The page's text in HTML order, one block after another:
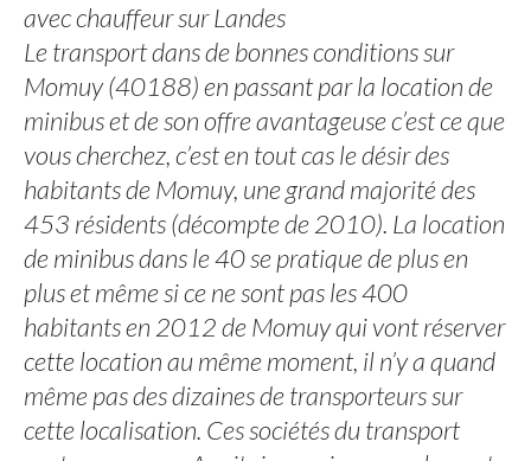
avec chauffeur sur Landes
Le transport dans de bonnes conditions sur
Momuy (40188) en passant par la location de
minibus et de son offre avantageuse c’est ce que
vous cherchez, c’est en tout cas le désir des
habitants de Momuy, une grand majorité des
453 résidents (décompte de 2010). La location
de minibus dans le 40 se pratique de plus en
plus et même si ce ne sont pas les 400
habitants en 2012 de Momuy qui vont réserver
cette location au même moment, il n’y a quand
même pas des dizaines de transporteurs sur
cette localisation. Ces sociétés du transport